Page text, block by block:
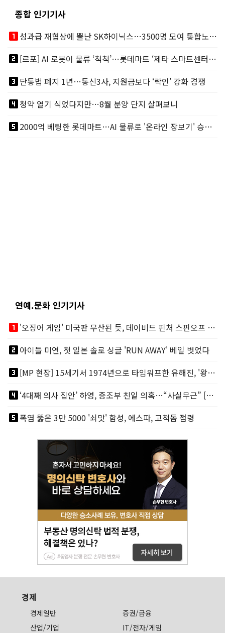
종합 인기기사
looks_one
성과급 재협상에 뿔난 SK하이닉스…3500명 모여 통합노조 띄운다
looks_two
[르포] AI 로봇이 물류 ‘척척’…롯데마트 ‘제타 스마트센터’ 가보니
looks_3단통법 폐지 1년…통신3사, 지원금보다 ‘락인’ 강화 경쟁
looks_4청약 열기 식었다지만…8월 분양 단지 살펴보니
looks_5
2000억 베팅한 롯데마트…AI 물류로 '온라인 장보기' 승부수
연예.문화 인기기사
looks_one
'오징어 게임' 미국판 무산된 듯, 데이비드 핀처 스핀오프 철회
looks_two아이들 미연, 첫 일본 솔로 싱글 'RUN AWAY' 베일 벗었다
looks_3
[MP 현장] 15세기서 1974년으로 타임워프한 유해진, '왕사남'? 그게 뭔데?
looks_4
‘4대째 의사 집안’ 하영, 증조부 친일 의혹…“사실무근” [MP이슈]
looks_5폭염 뚫은 3만 5000 '쇠맛' 함성, 에스파, 고척돔 점령
경제
경제일반
증권/금융
산업/기업
IT/전자/게임